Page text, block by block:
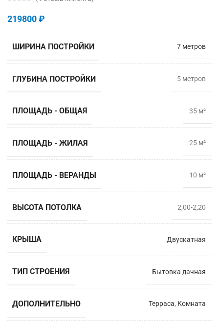
219800₽
ШИРИНА ПОСТРОЙКИ 7 метров
ГЛУБИНА ПОСТРОЙКИ 5 метрoв
ПЛОЩАДЬ - ОБЩАЯ 35 м²
ПЛОЩАДЬ - ЖИЛАЯ 25 м²
ПЛОЩАДЬ - ВЕРАНДЫ 10 м²
ВЫСОТА ПОТОЛКА 2,00-2,20
КРЫША Двускатная
ТИП СТРОЕНИЯ Бытовка дачная
ДОПОЛНИТЕЛЬНО Терраса, Комната